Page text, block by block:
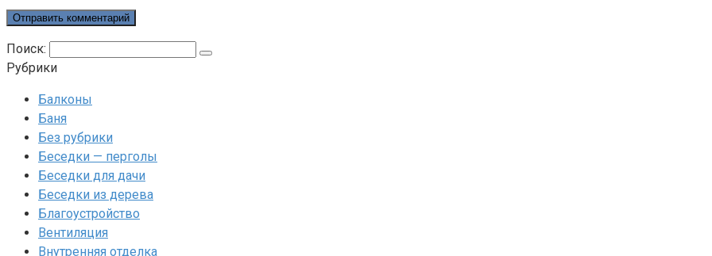
Поиск:
Рубрики
Балконы
Баня
Без рубрики
Беседки — перголы
Беседки для дачи
Беседки из дерева
Благоустройство
Вентиляция
Внутренняя отделка